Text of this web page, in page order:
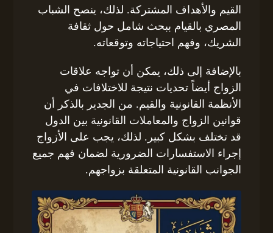
القيم والأهداف المشتركة. لذلك، ينصح الشباب
المصري بالقيام ببحث شامل حول ثقافة
الشريك، وفهم احتياجاته وتوقعاته.
بالإضافة إلى ذلك، يمكن أن تواجه علاقات
الزواج أيضاً تحديات نتيجة للاختلافات في
الأنظمة القانونية والقيم. من الجدير بالذكر أن
قوانين الزواج والمعاملات القانونية بين الدول
قد تختلف بشكل كبير. لذلك، يجب على الأزواج
إجراء الاستفسارات الضرورية لضمان فهم جميع
الجوانب القانونية المتعلقة بزواجهم.